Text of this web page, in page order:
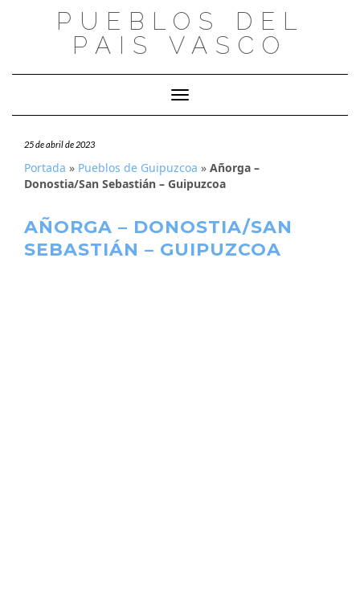
PUEBLOS DEL
PAIS VASCO
Cambiar modo de navegación
25 de abril de 2023
Portada » Pueblos de Guipuzcoa » Añorga –
Donostia/San Sebastián – Guipuzcoa
AÑORGA – DONOSTIA/SAN
SEBASTIÁN – GUIPUZCOA